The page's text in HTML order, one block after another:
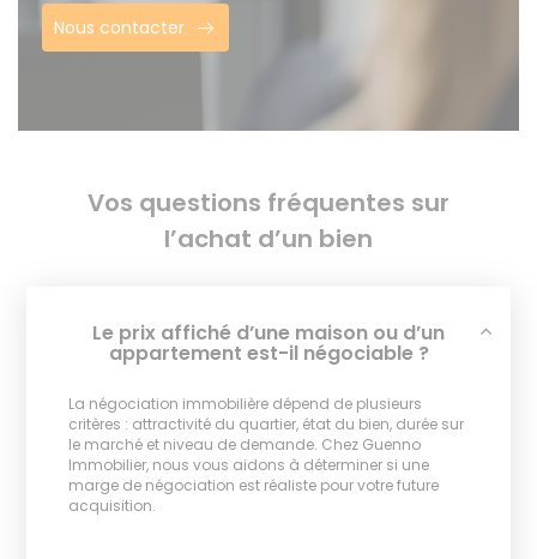
Nous contacter
Vos questions fréquentes sur
l’achat d’un bien
Le prix affiché d’une maison ou d’un
appartement est-il négociable ?
La négociation immobilière dépend de plusieurs
critères : attractivité du quartier, état du bien, durée sur
le marché et niveau de demande. Chez Guenno
Immobilier, nous vous aidons à déterminer si une
marge de négociation est réaliste pour votre future
acquisition.